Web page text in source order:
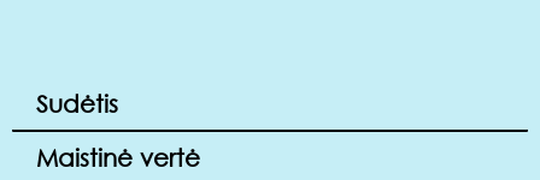
Sudėtis
Maistinė vertė